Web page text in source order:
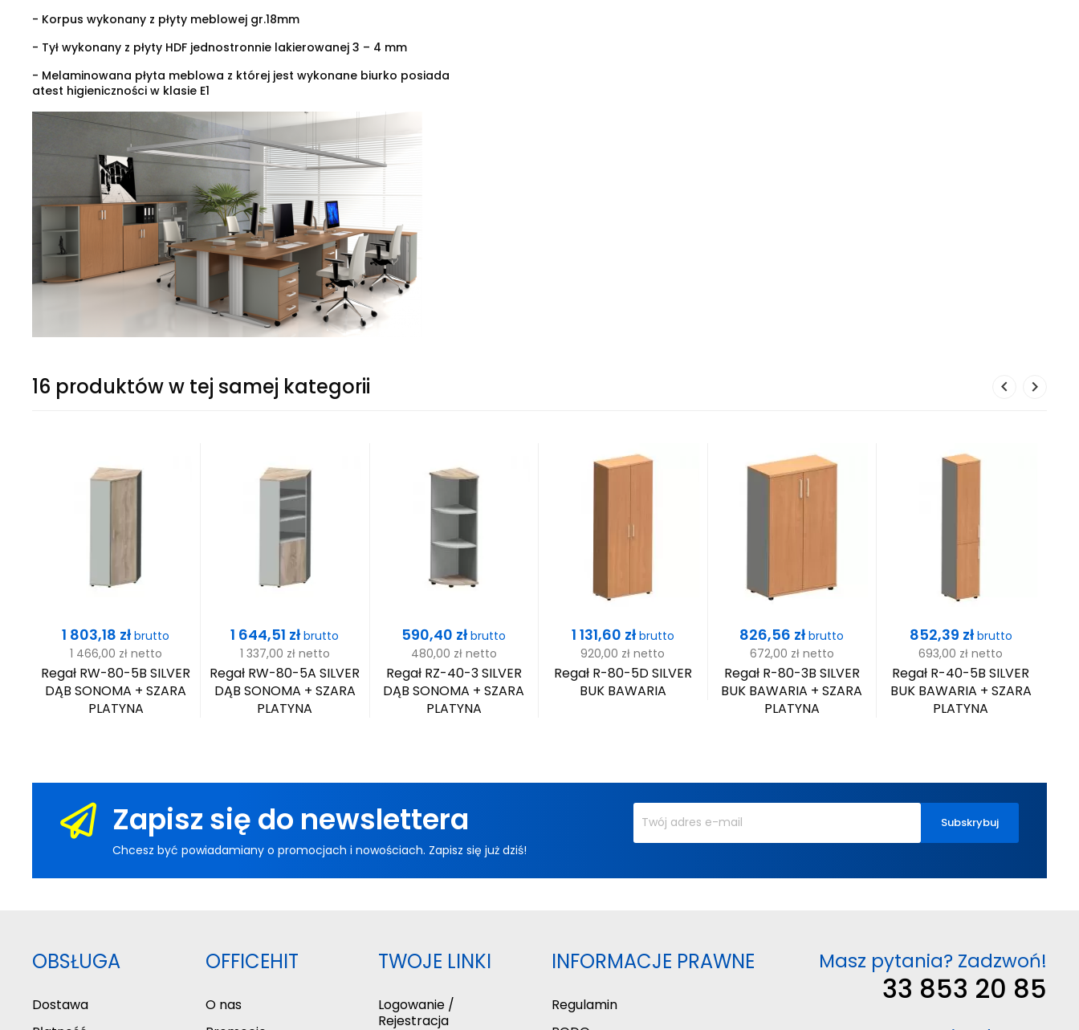
- Korpus wykonany z płyty meblowej gr.18mm
- Tył wykonany z płyty HDF jednostronnie lakierowanej 3 – 4 mm
- Melaminowana płyta meblowa z której jest wykonane biurko posiada
atest higieniczności w klasie E1
16 produktów w tej samej kategorii
Cena
1 803,18 złbrutto
1 466,00 zł netto
Regał RW-80-5B SILVER
DĄB SONOMA + SZARA
PLATYNA
Cena
1 644,51 złbrutto
1 337,00 zł netto
Regał RW-80-5A SILVER
DĄB SONOMA + SZARA
PLATYNA
Cena
590,40 złbrutto
480,00 zł netto
Regał RZ-40-3 SILVER
DĄB SONOMA + SZARA
PLATYNA
Cena
1 131,60 zł brutto
920,00 zł netto
Regał R-80-5D SILVER
BUK BAWARIA
Cena
826,56 złbrutto
672,00 zł netto
Regał R-80-3B SILVER
BUK BAWARIA + SZARA
PLATYNA
Cena
852,39 zł brutto
693,00 zł netto
Regał R-40-5B SILVER
BUK BAWARIA + SZARA
PLATYNA
Zapisz się do newslettera
Chcesz być powiadamiany o promocjach i nowościach. Zapisz się już dziś!
OBSŁUGA
Dostawa
OFFICEHIT
O nas
TWOJE LINKI
Logowanie /
Rejestracja
INFORMACJE PRAWNE
Regulamin
Masz pytania? Zadzwoń!
33 853 20 85